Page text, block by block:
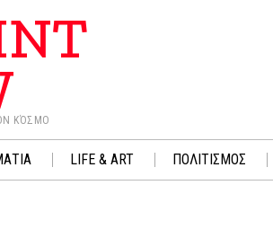
ΚΌΣΜΟ
LIFE & ART ΠΟΛΙΤΙΣΜΟΣ